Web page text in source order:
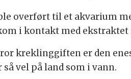
overført til et akvarium
i kontakt med
kreklinggiften er den
vel på land som i vann.